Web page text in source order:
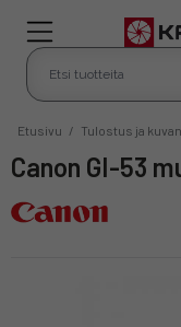
Etusivu / Tulostus ja
Canon GI-53